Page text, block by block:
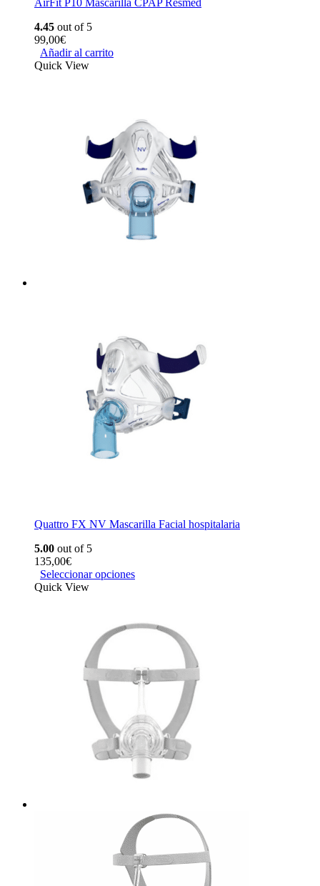
4.45 out of 5
99,00€
Añadir al carrito
Quick View
Quattro FX NV Mascarilla Facial hospitalaria
5.00 out of 5
135,00€
Seleccionar opciones
Quick View